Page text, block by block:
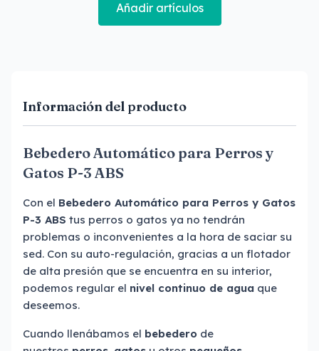
Añadir artículos
Información del producto
Bebedero Automático para Perros y
Gatos P-3 ABS
Con el Bebedero Automático para Perros y Gatos
P-3 ABS tus perros o gatos ya no tendrán
problemas o inconvenientes a la hora de saciar su
sed. Con su auto-regulación, gracias a un flotador
de alta presión que se encuentra en su interior,
podemos regular el nivel continuo de agua que
deseemos.
Cuando llenábamos el bebedero de